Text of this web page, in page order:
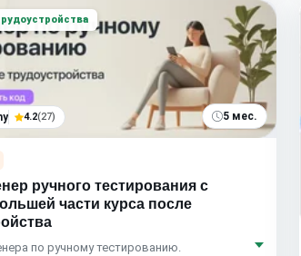
4.2(27) 5 мес.
ручного тестирования с
части курса после
по ручному тестированию.